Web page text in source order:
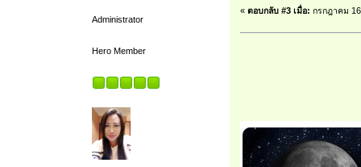
Administrator
Hero Member
« ตอบกลับ #3 เมื่อ: กรกฎาคม